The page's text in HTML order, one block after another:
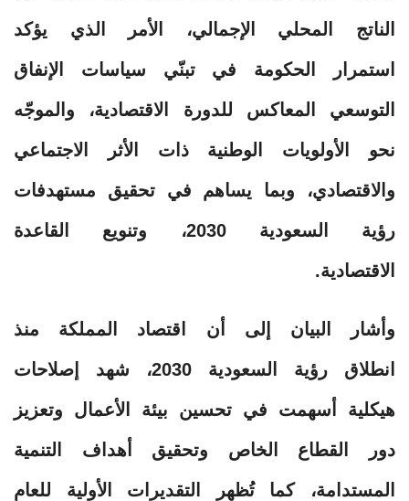
الناتج المحلي الإجمالي، الأمر الذي يؤكد
استمرار الحكومة في تبنّي سياسات الإنفاق
التوسعي المعاكس للدورة الاقتصادية، والموجّه
نحو الأولويات الوطنية ذات الأثر الاجتماعي
والاقتصادي، وبما يساهم في تحقيق مستهدفات
رؤية السعودية 2030، وتنويع القاعدة
الاقتصادية.
وأشار البيان إلى أن اقتصاد المملكة منذ
انطلاق رؤية السعودية 2030، شهد إصلاحات
هيكلية أسهمت في تحسين بيئة الأعمال وتعزيز
دور القطاع الخاص وتحقيق أهداف التنمية
المستدامة، كما تُظهر التقديرات الأولية للعام